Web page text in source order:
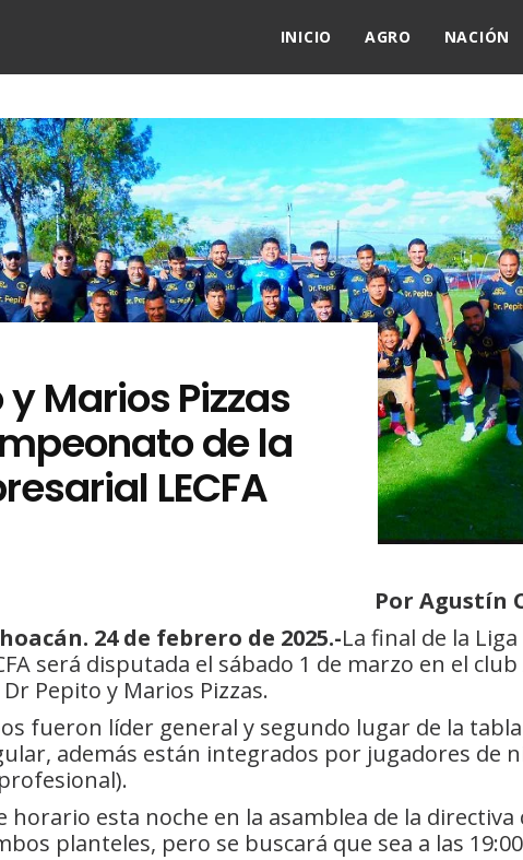
INICIO AGRO NACIÓN
y Marios Pizzas
de la
LECFA
Por Agustín
24 de febrero de 2025.-La final de la Liga
será disputada el sábado 1 de marzo en el club
Pepito y Marios Pizzas.
fueron líder general y segundo lugar de la
además están integrados por jugadores de
horario esta noche en la asamblea de la directiva
planteles, pero se buscará que sea a las